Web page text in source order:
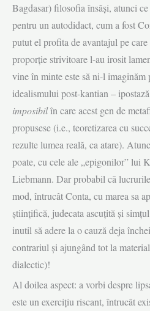
Bagdasar) filosofia însăși, atunci
pentru un autodidact, cum a fost
putut el profita de avantajul pe
proporție strivitoare l-au irosit
vine în minte este să ni-l imaginăm
idealismului post-kantian –
imposibilîn care acest gen de
propusese (i.e., teoretizarea cu
rezulte lumea reală, ca atare).
poate, cu cele ale „epigonilor” lui
Liebmann. Dar probabil că
mod, întrucât Conta, cu marea sa
științifică, judecata ascuțită și
inutil să adere la o cauză deja
contrariul și ajungând tot la
dialectic)!
Al doilea aspect: a vorbi despre
este un exercițiu riscant, întrucât